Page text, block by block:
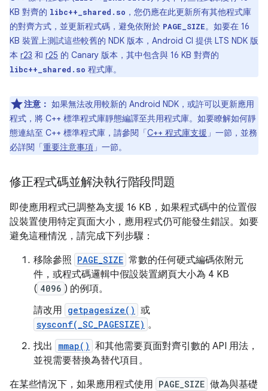
KB 對齊的 libc++_shared.so ，您仍應在此更新所有其他程式庫
的對齊方式，並更新程式碼，避免依附於 PAGE_SIZE。如要在 16
KB 裝置上測試這些較舊的 NDK 版本，Android CI 提供 LTS NDK 版
本 r23 和 r25 的 Canary 版本，其中包含與 16 KB 對齊的
libc++_shared.so 程式庫。
注意： 如果無法改用較新的 Android NDK，或許可以更新應用
程式，將 C++ 標準程式庫靜態編譯至共用程式庫。如要瞭解如何靜
態連結至 C++ 標準程式庫，請參閱「C++ 程式庫支援 」一節，並務
必詳閱「重要注意事項 」一節。
修正程式碼並解決執行階段問題
即使應用程式已調整為支援 16 KB，如果程式碼中的位置假
設裝置使用特定頁面大小，應用程式仍可能發生錯誤。如要
避免這種情況，請完成下列步驟：
移除參照 PAGE_SIZE 常數的任何硬式編碼依附元
件，或程式碼邏輯中假設裝置網頁大小為 4 KB
( 4096 ) 的例項。
請改用 getpagesize() 或
sysconf(_SC_PAGESIZE) 。
找出
mmap() 和其他需要頁面對齊引數的 API 用法，
並視需要替換為替代項目。
在某些情況下，如果應用程式使用 PAGE_SIZE 做為與基礎